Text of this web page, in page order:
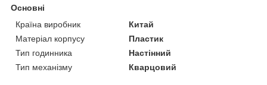
Основні
Країна виробник
Китай
Матеріал корпусу
Пластик
Тип годинника
Настінний
Тип механізму
Кварцовий